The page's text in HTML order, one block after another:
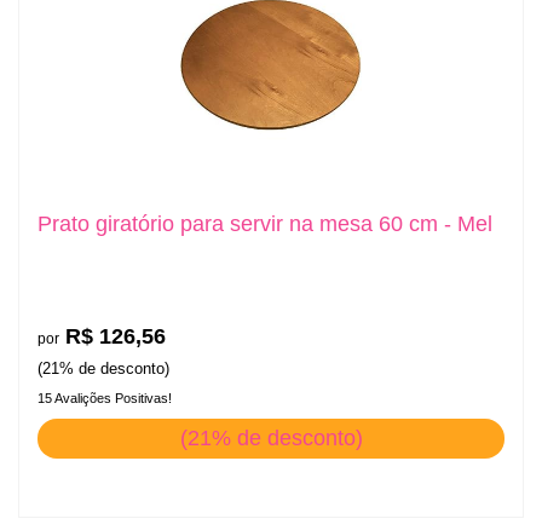
Prato giratório para servir na mesa 60 cm - Mel
por R$ 126,56
(21% de desconto)
15 Avalições Positivas!
(21% de desconto)